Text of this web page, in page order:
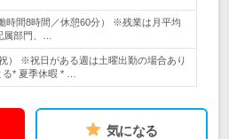
時間8時間／休憩60分） ※残業は月平均
部門、…
） ※祝日がある週は土曜出勤の場合あり
* 夏季休暇 * …
気になる